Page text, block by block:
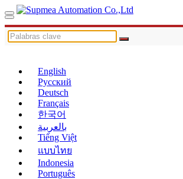
English
Русский
Deutsch
Français
한국어
بالعربية
Tiếng Việt
แบบไทย
Indonesia
Português